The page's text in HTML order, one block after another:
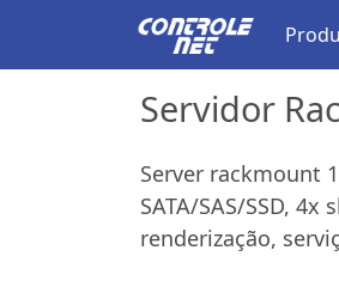
Servidor
Server rackmount
SATA/SAS/SSD,
renderização,